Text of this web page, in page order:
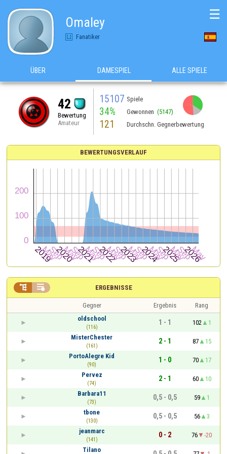
Omaley
Fanatiker
☰
ÜBER DAMESPIEL ALLE SPIELE
42
Bewertung
Amateur
15107 Spiele
34% Gewonnen (5147)
121 Durchschn. Gegnerbewertung
BEWERTUNGSVERLAUF
ERGEBNISSE
 
Gegner Ergebnis
Rang
oldschool
(116)
1 - 1 102
1
MisterChester
(161)
2 - 1 87
15
PortoAlegre Kid
(90)
1 - 0 70
17
Pervez
(74)
2 - 1 60
10
Barbara11
(73)
0,5 - 0,5 59
1
tbone
(130)
0,5 - 0,5 56
3
jeanmarc
(141)
0 - 2 76
-20
Tilano